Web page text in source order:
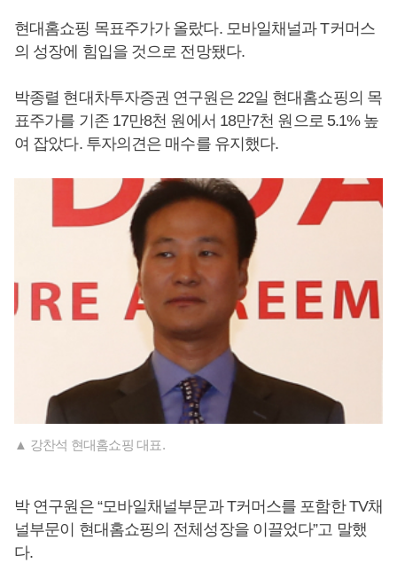
현대홈쇼핑 목표주가가 올랐다. 모바일채널과 T커머스
의 성장에 힘입을 것으로 전망됐다.
박종렬 현대차투자증권 연구원은 22일 현대홈쇼핑의 목
표주가를 기존 17만8천 원에서 18만7천 원으로 5.1% 높
여 잡았다. 투자의견은 매수를 유지했다.
▲ 강찬석 현대홈쇼핑 대표.
박 연구원은 “모바일채널부문과 T커머스를 포함한 TV채
널부문이 현대홈쇼핑의 전체성장을 이끌었다”고 말했
다.